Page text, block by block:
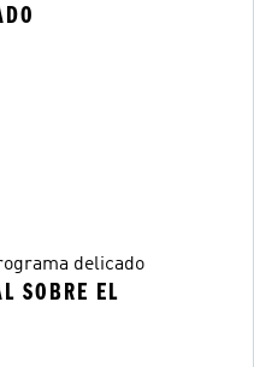
delicado
SOBRE EL